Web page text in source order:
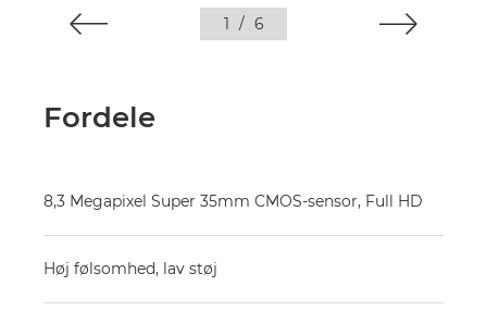
1 / 6
Fordele
8,3 Megapixel Super 35mm CMOS-sensor, Full HD
Høj følsomhed, lav støj